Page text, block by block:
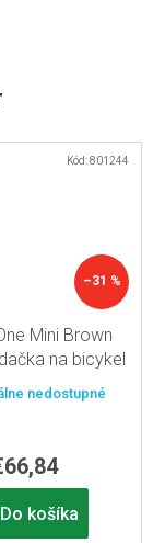
–31 %
Mini Brown
na bicykel
nedostupné
Do košíka
Kód:801244